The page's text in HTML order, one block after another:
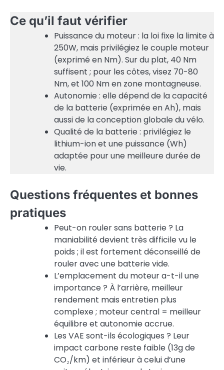
Ce qu’il faut vérifier
Puissance du moteur : la loi fixe la limite à
250W, mais privilégiez le couple moteur
(exprimé en Nm). Sur du plat, 40 Nm
suffisent ; pour les côtes, visez 70-80
Nm, et 100 Nm en zone montagneuse.
Autonomie : elle dépend de la capacité
de la batterie (exprimée en Ah), mais
aussi de la conception globale du vélo.
Qualité de la batterie : privilégiez le
lithium-ion et une puissance (Wh)
adaptée pour une meilleure durée de
vie.
Questions fréquentes et bonnes
pratiques
Peut-on rouler sans batterie ? La
maniabilité devient très difficile vu le
poids ; il est fortement déconseillé de
rouler avec une batterie vide.
L’emplacement du moteur a-t-il une
importance ? À l’arrière, meilleur
rendement mais entretien plus
complexe ; moteur central = meilleur
équilibre et autonomie accrue.
Les VAE sont-ils écologiques ? Leur
impact carbone reste faible (13g de
CO₂/km) et inférieur à celui d’une